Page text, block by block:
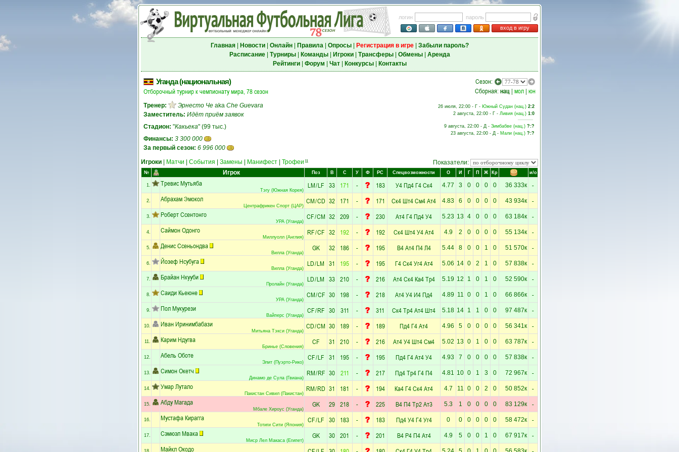
логин
пароль
вход в игру
Главная| Новости| Онлайн| Правила| Опросы| Регистрация в игре| Забыли пароль?
Расписание| Турниры| Команды| Игроки| Трансферы| Обмены| Аренда
Рейтинги| Форум Чат| Конкурсы| Контакты
Уганда (национальная)
Отборочный турнир к чемпионату мира, 78 сезон
Тренер: Эрнесто Че aka Che Guevara
Заместитель: Идёт приём заявок
Стадион: "Какьека" (99 тыс.)
Финансы: 3 300 000
За первый сезон: 6 996 000
Сезон:
Сборная: нац | мол | юн
26 июля, 22:00 - Г - Южный Судан (нац.) 2:2
2 августа, 22:00 - Г - Ливия (нац.) 1:0
9 августа, 22:00 - Д - Зимбабве (нац.) ?:?
23 августа, 22:00 - Д - Мали (нац.) ?:?
Игроки Матчи События Замены Манифест Трофеи 11 Показатели:
№ Игрок Поз В С У Ф РС Спецвозможности О И Г П Ж Кр и/о
1. Тревис Мутьяба
Тэгу (Южная Корея)
LM/LF 33 171 - 183 У4Пд4Г4Ск4 4.77 3 0 0 0 0 36 333к -
2. Абрахам Эмокол
Центрафрикен Спорт (ЦАР)
CM/CD 32 171 - 171 Ск4Шт4См4Ат4 4.83 6 0 0 0 0 43 934к -
3. Роберт Ссентонго
УРА (Уганда)
CF/CM 32 209 - 230 Ат4Г4Пд4У4 5.23 13 4 0 0 0 63 184к -
4. Саймон Одонго
Миллуолл (Англия)
RF/CF 32 192 - 192 Ск4Шт4У4Ат4 4.9 2 0 0 0 0 55 134к -
5. Денис Ссеньондва
Вилла (Уганда)
GK 32 186 - 195 В4Ат4П4Л4 5.44 8 0 0 1 0 51 570к -
6. Йозеф Нсубуга
Вилла (Уганда)
LD/LM 31 195 - 195 Г4Ск4Уг4Ат4 5.06 14 0 2 1 0 57 838к -
7. Брайан Нкууби
Пролайн (Уганда)
LD/LM 33 210 - 216 Ат4Ск4Ка4Тр4 5.19 12 1 0 1 0 52 590к -
8. Саиди Кьеюне
УРА (Уганда)
CM/CF 30 198 - 218 Ат4У4И4Пд4 4.89 11 0 0 1 0 66 866к -
9. Пол Мукурези
Вайперс (Уганда)
CF/RF 30 311 - 311 Ск4Тр4Ат4Шт4 5.18 14 1 1 0 0 97 487к -
10. Иван Иринимбабази
Митьяна Тэкси (Уганда)
CD/CM 30 189 - 189 Пд4Г4Ат4 4.96 5 0 0 0 0 56 341к -
11. Карим Ндугва
Бринье (Словения)
CF 31 210 - 216 Ат4У4Шт4См4 5.02 13 0 1 0 0 63 787к -
12. Абель Оботе
Элит (Пуэрто-Рико)
CF/LF 31 195 - 195 Пд4Г4Ат4У4 4.93 7 0 0 0 0 57 838к -
13. Симон Окетч
Динамо де Сула (Гвиана)
RM/RF 30 211 - 217 Пд4Тр4Г4П4 4.81 10 0 1 3 0 72 967к -
14. Умар Лутало
Пакистан Сивил (Пакистан)
RM/RD 31 181 - 194 Ка4Г4Ск4Ат4 4.7 11 0 0 2 0 50 852к -
15. Абду Магада
Мбале Хироус (Уганда)
GK 29 218 - 225 В4П4Тр2Ат3 5.3 1 0 0 0 0 83 129к -
16. Мустафа Кирагга
Тотиги Сити (Япония)
CF/LF 30 183 - 183 Пд4У4Г4Уг4 0 0 0 0 0 0 58 472к -
17. Сэмюэл Мвака
Миср Лел Макаса (Египет)
GK 30 201 - 201 В4Р4П4Ат4 4.9 5 0 0 1 0 67 917к -
18. Майкл Окодо